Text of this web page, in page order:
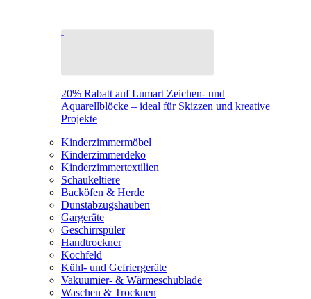
20% Rabatt auf Lumart Zeichen- und
Aquarellblöcke – ideal für Skizzen und kreative
Projekte
Kinderzimmermöbel
Kinderzimmerdeko
Kinderzimmertextilien
Schaukeltiere
Backöfen & Herde
Dunstabzugshauben
Gargeräte
Geschirrspüler
Handtrockner
Kochfeld
Kühl- und Gefriergeräte
Vakuumier- & Wärmeschublade
Waschen & Trocknen